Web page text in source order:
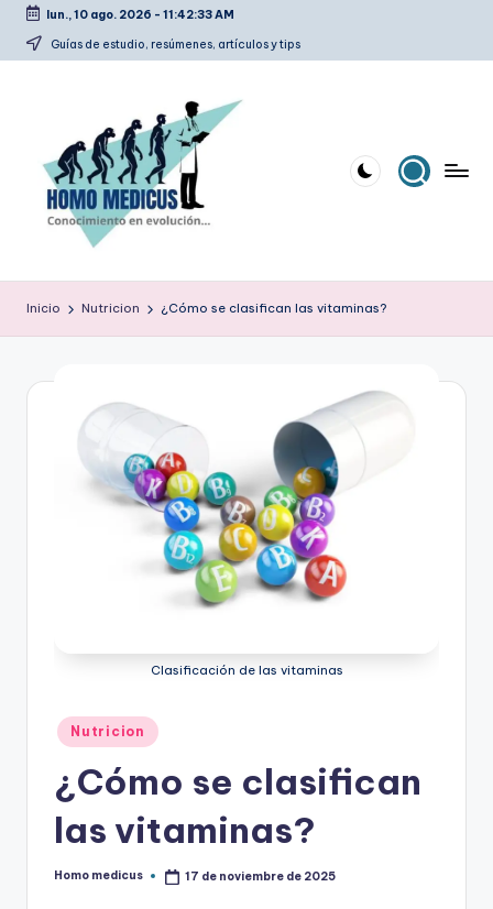
Saltar
lun., 10 ago. 2026 - 11:42:33 AM
Guías de estudio, resúmenes, artículos y tips
o
m
o
estudio,
Inicio Nutricion ¿Cómo se clasifican las vitaminas?
Clasificación de las vitaminas
Publicado
en
Nutricion
¿Cómo se clasifican
las vitaminas?
Publicado
Homo medicus 17 de noviembre de 2025